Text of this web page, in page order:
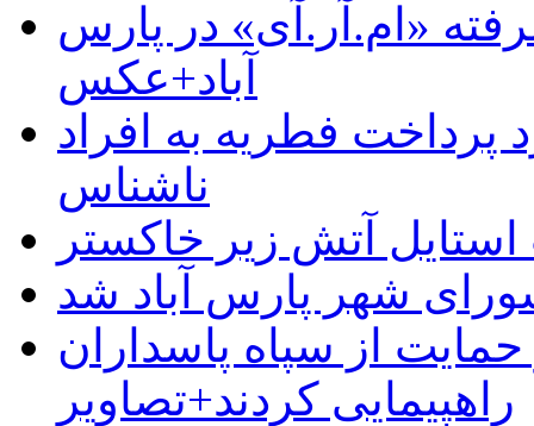
«ام.آر.آی» در پارس
آباد+عکس
پرداخت فطریه به افراد
ناشناس
آتش زیر خاکستر
شهر پارس آباد شد
از سپاه پاسداران
راهپیمایی کردند+تصاویر